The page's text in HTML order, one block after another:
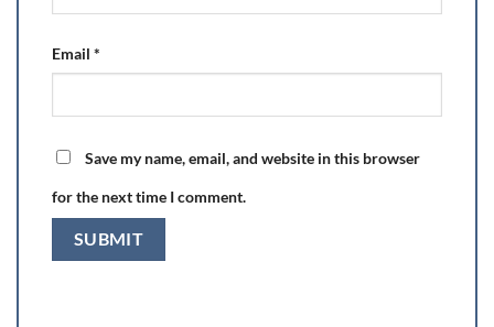
Email *
Save my name, email, and website in this browser
for the next time I comment.